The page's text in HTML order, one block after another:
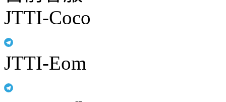
JTTI-Coco
JTTI-Eom